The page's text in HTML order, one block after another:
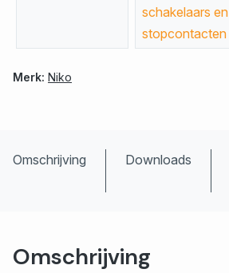
schakelaars en
stopcontacten
Merk: Niko
Omschrijving Downloads
Omschrijving